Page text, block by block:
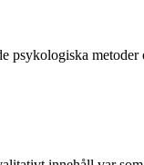
psykologiska